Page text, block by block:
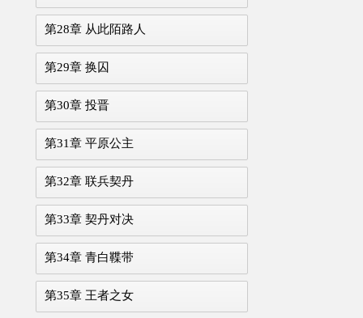
第28章 从此陌路人
第29章 换囚
第30章 投晋
第31章 平原公主
第32章 联兵契丹
第33章 契丹对决
第34章 青白鞢带
第35章 王者之女